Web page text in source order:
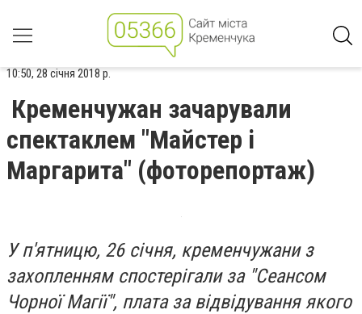
10:50, 28 січня 2018 р.
Кременчужан зачарували
спектаклем "Майстер і
Маргарита" (фоторепортаж)
У п'ятницю, 26 січня, кременчужани з
захопленням спостерігали за "Сеансом
Чорної Магії", плата за відвідування якого